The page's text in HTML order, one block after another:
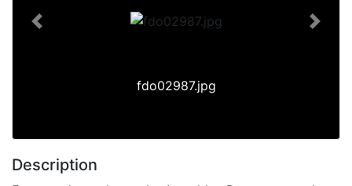
fdo02987.jpg
Previous Next
Description